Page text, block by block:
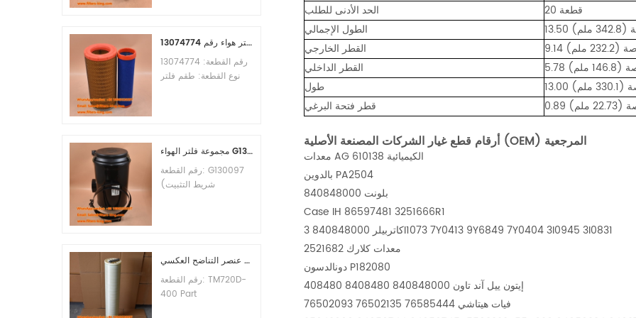
طقم فلتر هواء رقم 13074774
رقم القطعة: 13074774
نوع القطعة: طقم فلتر
مجموعة فلتر الهواء G130097 P537876 P5357877
رقم القطعة: G130097
(شريط التثبيت
الهواء العلامة التجارية:
الأدنى للطلب: 20 قطعة
عنصر التناضح العكسي TM720D-400
رقم القطعة: TM720D-
400 Part
الحد الأدنى للطلب
20 قطعة
الطول الإجمالي
ملم)
القطر الخارجي
(232.2 ملم)
القطر الداخلي
(146.8 ملم)
طول
ملم)
قطر فتحة البرغي
(22.73 ملم)
أرقام قطع غيار الشركات المصنعة الأصلية (OEM) المرجعية
معدات AG الكيميائية 610138
بالدوين PA2504
بلونت 840848000
Case IH 86597481 3251666R1
كاتربيلر 840848000 3I1073 7Y0413 9Y6849 7Y0404 3I0945 3I0831
معدات كلارك 2521682
دونالدسون P182080
إيتون ييل آند تاون 840848000 8408480 408480
فيات هيتاشي 76585444 76502135 76502093